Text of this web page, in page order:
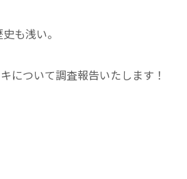
も浅い。
について調査報告いたします！